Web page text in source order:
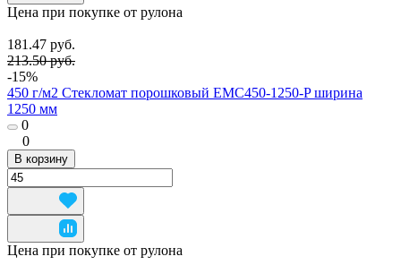
Цена при покупке от рулона
181.47 руб.
213.50 руб.
-15%
450 г/м2 Стекломат порошковый EMC450-1250-P ширина
1250 мм
0
0
В корзину
Цена при покупке от рулона